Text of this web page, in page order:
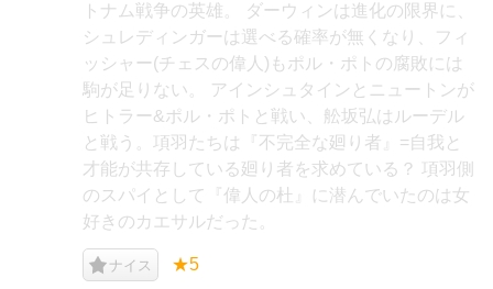
トナム戦争の英雄。 ダーウィンは進化の限界に、
シュレディンガーは選べる確率が無くなり、フィ
ッシャー(チェスの偉人)もポル・ポトの腐敗には
駒が足りない。 アインシュタインとニュートンが
ヒトラー&ポル・ポトと戦い、舩坂弘はルーデル
と戦う。項羽たちは『不完全な廻り者』=自我と
才能が共存している廻り者を求めている？ 項羽側
のスパイとして『偉人の杜』に潜んでいたのは女
好きのカエサルだった。
ナイス ★5